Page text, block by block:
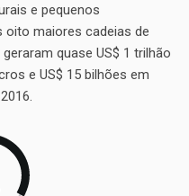
e pequenos
oito maiores cadeias de
quase US$ 1 trilhão
e US$ 15 bilhões em